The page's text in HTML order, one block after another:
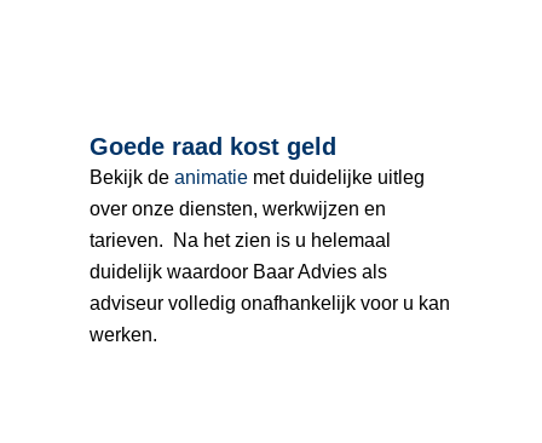
Goede raad kost geld
Bekijk de animatie met duidelijke uitleg
over onze diensten, werkwijzen en
tarieven. Na het zien is u helemaal
duidelijk waardoor Baar Advies als
adviseur volledig onafhankelijk voor u kan
werken.